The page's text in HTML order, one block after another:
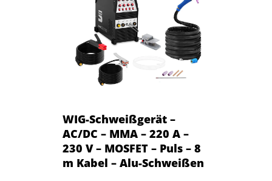
WIG-Schweißgerät –
AC/DC – MMA – 220 A –
230 V – MOSFET – Puls – 8
m Kabel – Alu-Schweißen